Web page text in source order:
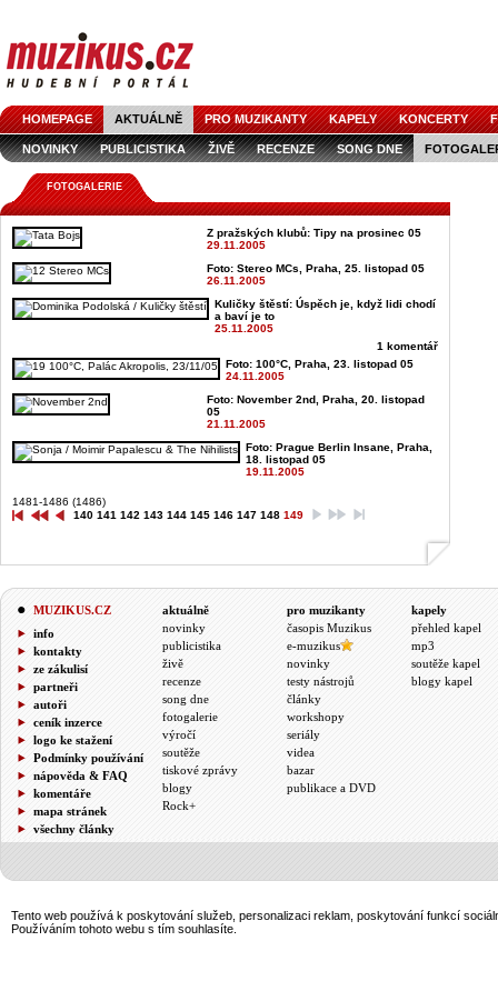
HOMEPAGE AKTUÁLNĚ PRO MUZIKANTY KAPELY KONCERTY
NOVINKY PUBLICISTIKA ŽIVĚ RECENZE SONG DNE
FOTOGALERIE
Z pražských klubů: Tipy na prosinec 05
29.11.2005
Foto: Stereo MCs, Praha, 25. listopad 05
26.11.2005
Kuličky štěstí: Úspěch je, když lidi chodí
a baví je to
25.11.2005
1 komentář
Foto: 100°C, Praha, 23. listopad 05
24.11.2005
Foto: November 2nd, Praha, 20. listopad
05
21.11.2005
Foto: Prague Berlin Insane, Praha,
18. listopad 05
19.11.2005
1481-1486 (1486)
140 141 142 143 144 145 146 147 148 149
MUZIKUS.CZ
info
kontakty
ze zákulisí
partneři
autoři
ceník inzerce
logo ke stažení
Podmínky používání
nápověda & FAQ
komentáře
mapa stránek
všechny články
aktuálně
novinky
publicistika
živě
recenze
song dne
fotogalerie
výročí
soutěže
tiskové zprávy
blogy
Rock+
pro muzikanty
časopis Muzikus
e-muzikus
novinky
testy nástrojů
články
workshopy
seriály
videa
bazar
publikace a DVD
kapely
přehled kapel
mp3
soutěže kapel
blogy kapel
Tento web používá k poskytování služeb, personalizaci reklam, poskytování funkcí
Používáním tohoto webu s tím souhlasíte.